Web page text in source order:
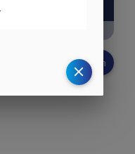
Ticket buchen
clear